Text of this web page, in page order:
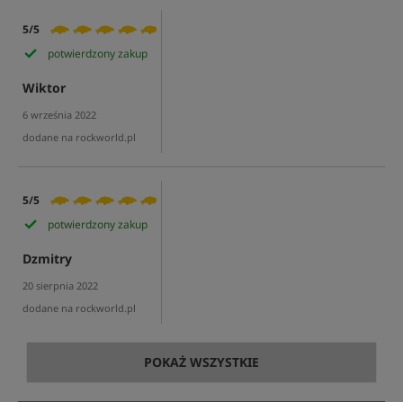
5/5
potwierdzony zakup
Wiktor
6 września 2022
dodane na rockworld.pl
5/5
potwierdzony zakup
Dzmitry
20 sierpnia 2022
dodane na rockworld.pl
POKAŻ WSZYSTKIE